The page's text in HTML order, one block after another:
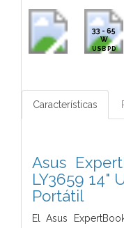
33 - 65
W
USB PD
Características
Asus
LY3659 14"
Portátil
El Asus